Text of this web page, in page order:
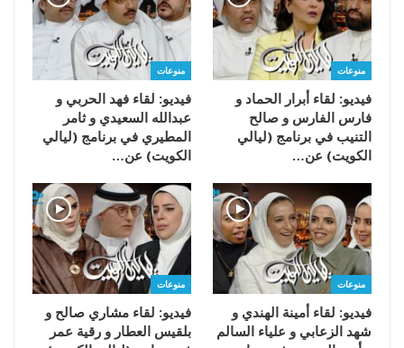
منوعات
فيديو: لقاء أبرار الحماد و
فارس الفارس و صالح
التنيب في برنامج (ليالي
الكويت) عن…
منوعات
فيديو: لقاء فهد الحربي و
عبدالله السعيدي و ثامر
المطيري في برنامج (ليالي
الكويت) عن…
منوعات
فيديو: لقاء أمينة الهندي و
شهد الزعابي و علياء السالم
منوعات
فيديو: لقاء مشاري صالح و
بلقيس العطار و رقية عمر